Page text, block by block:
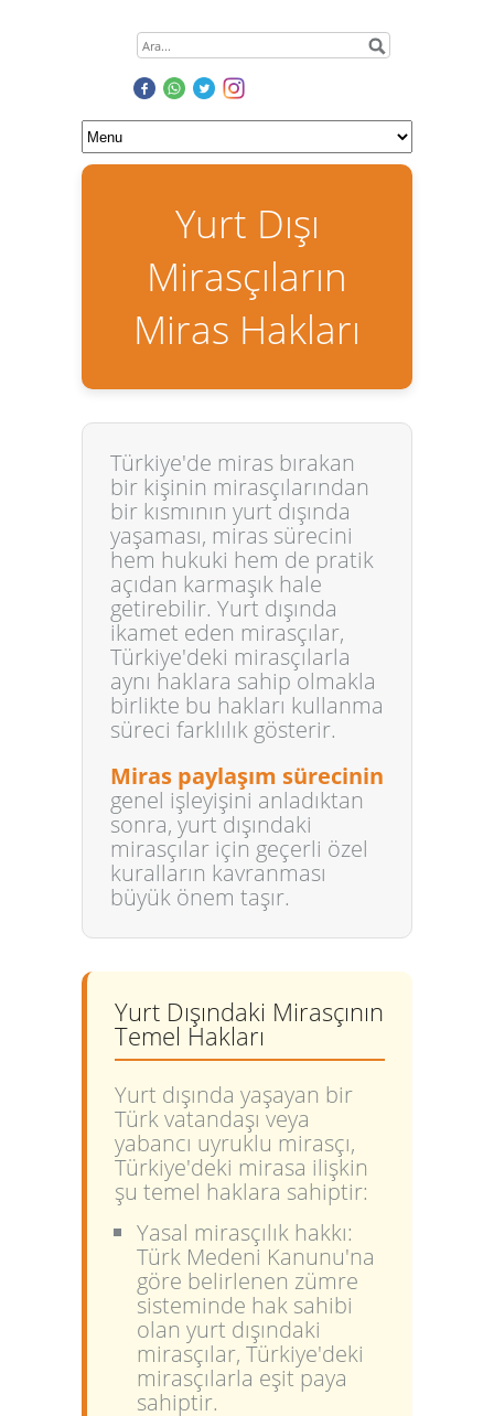
Yurt Dışı
Mirasçıların
Miras Hakları
Türkiye'de miras bırakan
bir kişinin mirasçılarından
bir kısmının yurt dışında
yaşaması, miras sürecini
hem hukuki hem de pratik
açıdan karmaşık hale
getirebilir. Yurt dışında
ikamet eden mirasçılar,
Türkiye'deki mirasçılarla
aynı haklara sahip olmakla
birlikte bu hakları kullanma
süreci farklılık gösterir.
Miras paylaşım sürecinin
genel işleyişini anladıktan
sonra, yurt dışındaki
mirasçılar için geçerli özel
kuralların kavranması
büyük önem taşır.
Yurt Dışındaki Mirasçının
Temel Hakları
Yurt dışında yaşayan bir
Türk vatandaşı veya
yabancı uyruklu mirasçı,
Türkiye'deki mirasa ilişkin
şu temel haklara sahiptir:
Yasal mirasçılık hakkı:
Türk Medeni Kanunu'na
göre belirlenen zümre
sisteminde hak sahibi
olan yurt dışındaki
mirasçılar, Türkiye'deki
mirasçılarla eşit paya
sahiptir.